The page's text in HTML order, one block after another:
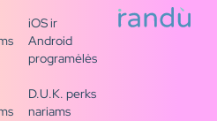
iOS ir
Android
programėlės
D.U.K. perks
nariams